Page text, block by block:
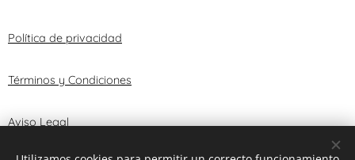
Política de privacidad
Términos y Condiciones
Aviso Legal